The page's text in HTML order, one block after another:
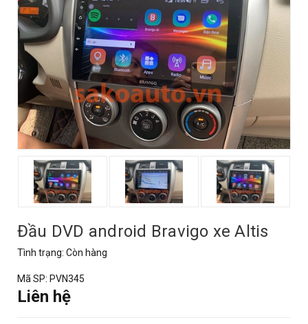
Đầu DVD android Bravigo xe Altis
Tình trạng: Còn hàng
Mã SP: PVN345
Liên hệ